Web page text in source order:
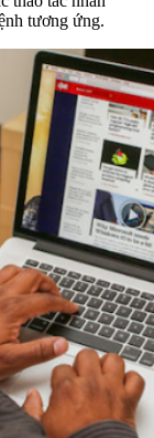
tương ứng.